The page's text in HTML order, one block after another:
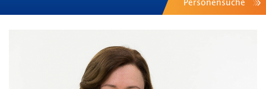
Personensuche